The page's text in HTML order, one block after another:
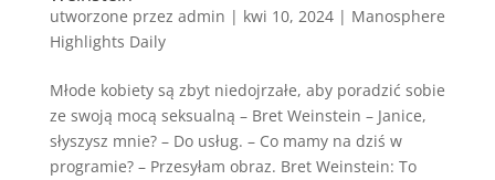
utworzone przez admin | kwi 10, 2024| Manosphere
Highlights Daily
Młode kobiety są zbyt niedojrzałe, aby poradzić sobie
ze swoją mocą seksualną – Bret Weinstein – Janice,
słyszysz mnie? – Do usług. – Co mamy na dziś w
programie? – Przesyłam obraz. Bret Weinstein: To